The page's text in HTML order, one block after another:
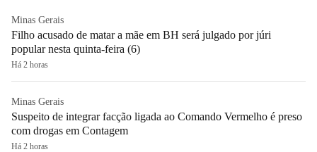
Minas Gerais
Filho acusado de matar a mãe em BH será julgado por júri
popular nesta quinta-feira (6)
Há 2 horas
Minas Gerais
Suspeito de integrar facção ligada ao Comando Vermelho é preso
com drogas em Contagem
Há 2 horas